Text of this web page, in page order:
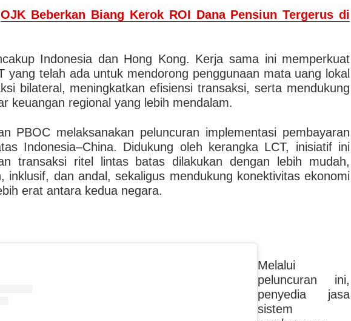
OJK Beberkan Biang Kerok ROI Dana Pensiun Tergerus di
Indonesia dan Hong Kong. Kerja sama ini memperkuat
yang telah ada untuk mendorong penggunaan mata uang lokal
bilateral, meningkatkan efisiensi transaksi, serta mendukung
keuangan regional yang lebih mendalam.
PBOC melaksanakan peluncuran implementasi pembayaran
Indonesia–China. Didukung oleh kerangka LCT, inisiatif ini
transaksi ritel lintas batas dilakukan dengan lebih mudah,
inklusif, dan andal, sekaligus mendukung konektivitas ekonomi
erat antara kedua negara.
Melalui
peluncuran ini,
penyedia jasa
sistem